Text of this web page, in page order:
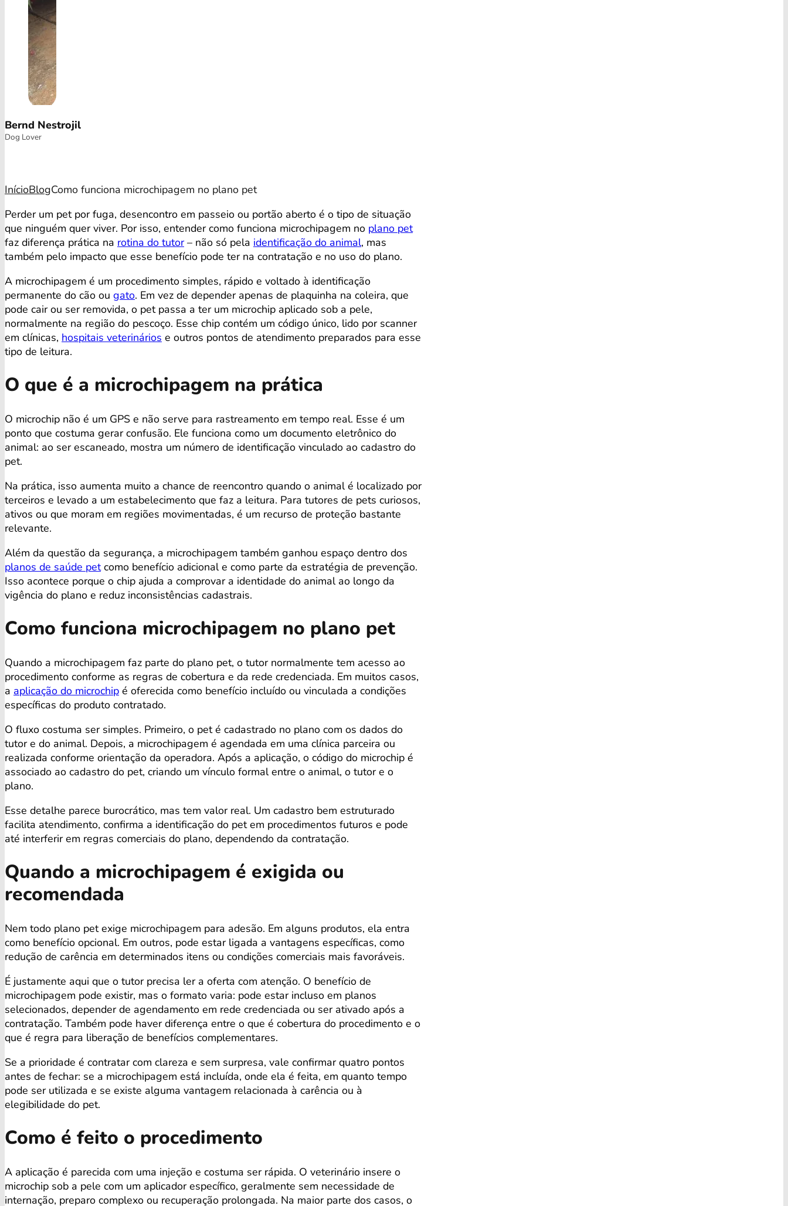
Bernd Nestrojil
Dog Lover
InícioBlogComo funciona microchipagem no plano pet
Perder um pet por fuga, desencontro em passeio ou portão aberto é o tipo de situação
que ninguém quer viver. Por isso, entender como funciona microchipagem no plano pet
faz diferença prática na rotina do tutor– não só pela identificação do animal, mas
também pelo impacto que esse benefício pode ter na contratação e no uso do plano.
A microchipagem é um procedimento simples, rápido e voltado à identificação
permanente do cão ou gato. Em vez de depender apenas de plaquinha na coleira, que
pode cair ou ser removida, o pet passa a ter um microchip aplicado sob a pele,
normalmente na região do pescoço. Esse chip contém um código único, lido por scanner
em clínicas, hospitais veterinários e outros pontos de atendimento preparados para esse
tipo de leitura.
O que é a microchipagem na prática
O microchip não é um GPS e não serve para rastreamento em tempo real. Esse é um
ponto que costuma gerar confusão. Ele funciona como um documento eletrônico do
animal: ao ser escaneado, mostra um número de identificação vinculado ao cadastro do
pet.
Na prática, isso aumenta muito a chance de reencontro quando o animal é localizado por
terceiros e levado a um estabelecimento que faz a leitura. Para tutores de pets curiosos,
ativos ou que moram em regiões movimentadas, é um recurso de proteção bastante
relevante.
Além da questão da segurança, a microchipagem também ganhou espaço dentro dos
planos de saúde petcomo benefício adicional e como parte da estratégia de prevenção.
Isso acontece porque o chip ajuda a comprovar a identidade do animal ao longo da
vigência do plano e reduz inconsistências cadastrais.
Como funciona microchipagem no plano pet
Quando a microchipagem faz parte do plano pet, o tutor normalmente tem acesso ao
procedimento conforme as regras de cobertura e da rede credenciada. Em muitos casos,
a aplicação do microchip é oferecida como benefício incluído ou vinculada a condições
específicas do produto contratado.
O fluxo costuma ser simples. Primeiro, o pet é cadastrado no plano com os dados do
tutor e do animal. Depois, a microchipagem é agendada em uma clínica parceira ou
realizada conforme orientação da operadora. Após a aplicação, o código do microchip é
associado ao cadastro do pet, criando um vínculo formal entre o animal, o tutor e o
plano.
Esse detalhe parece burocrático, mas tem valor real. Um cadastro bem estruturado
facilita atendimento, confirma a identificação do pet em procedimentos futuros e pode
até interferir em regras comerciais do plano, dependendo da contratação.
Quando a microchipagem é exigida ou
recomendada
Nem todo plano pet exige microchipagem para adesão. Em alguns produtos, ela entra
como benefício opcional. Em outros, pode estar ligada a vantagens específicas, como
redução de carência em determinados itens ou condições comerciais mais favoráveis.
É justamente aqui que o tutor precisa ler a oferta com atenção. O benefício de
microchipagem pode existir, mas o formato varia: pode estar incluso em planos
selecionados, depender de agendamento em rede credenciada ou ser ativado após a
contratação. Também pode haver diferença entre o que é cobertura do procedimento e o
que é regra para liberação de benefícios complementares.
Se a prioridade é contratar com clareza e sem surpresa, vale confirmar quatro pontos
antes de fechar: se a microchipagem está incluída, onde ela é feita, em quanto tempo
pode ser utilizada e se existe alguma vantagem relacionada à carência ou à
elegibilidade do pet.
Como é feito o procedimento
A aplicação é parecida com uma injeção e costuma ser rápida. O veterinário insere o
microchip sob a pele com um aplicador específico, geralmente sem necessidade de
internação, preparo complexo ou recuperação prolongada. Na maior parte dos casos, o